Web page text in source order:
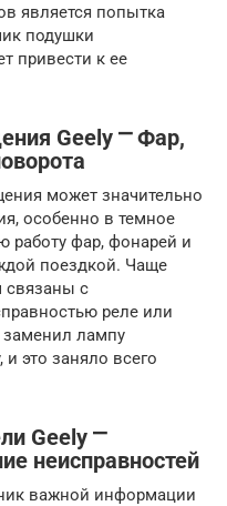
является попытка
подушки
привести к ее
Geely ⎻ Фар,
может значительно
особенно в темное
работу фар, фонарей и
поездкой. Чаще
связаны с
реле или
лампу
это заняло всего
Geely ⎻
неисправностей
важной информации